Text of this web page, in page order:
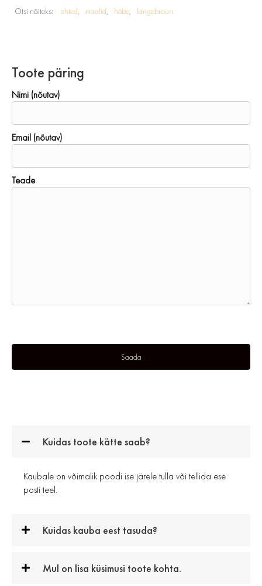
Otsi näiteks: ehted maalid hõbe langebraun
Toote päring
Nimi (nõutav)
Email (nõutav)
Teade
Kuidas toote kätte saab?
Kaubale on võimalik poodi ise järele tulla või tellida ese
posti teel.
Kuidas kauba eest tasuda?
Mul on lisa küsimusi toote kohta.